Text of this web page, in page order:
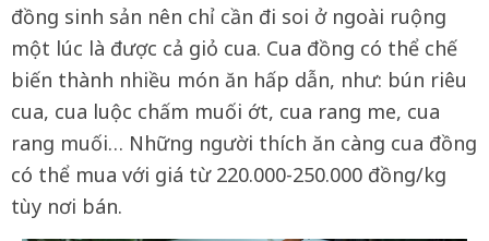
đồng sinh sản nên chỉ cần đi soi ở ngoài ruộng
một lúc là được cả giỏ cua. Cua đồng có thể chế
biến thành nhiều món ăn hấp dẫn, như: bún riêu
cua, cua luộc chấm muối ớt, cua rang me, cua
rang muối… Những người thích ăn càng cua đồng
có thể mua với giá từ 220.000-250.000 đồng/kg
tùy nơi bán.